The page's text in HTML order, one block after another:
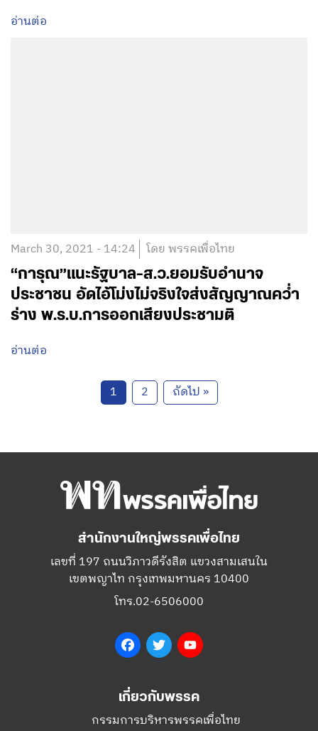
อ่านต่อ
March 30, 2021 - 14:24 โดย พรรคเพื่อไทย
“การุณ”แนะรัฐบาล-ส.ว.ยอมรับอำนาจ
ประชาชน อัดไอ้โม่งไม่จริงใจส่งสัญญาณคว่ำ
ร่าง พ.ร.บ.การออกเสียงประชามติ
อ่านต่อ
1 2 ถัดไป »
สำนักงานใหญ่พรรคเพื่อไทย
เลขที่ 197 ถนนวิภาวดีรังสิต แขวงสามเสนใน
เขตพญาไท กรุงเทพมหานคร 10400
โทร.02-6506000
FacebookTwitter
เกี่ยวกับพรรค
กรรมการบริหารพรรคเพื่อไทย